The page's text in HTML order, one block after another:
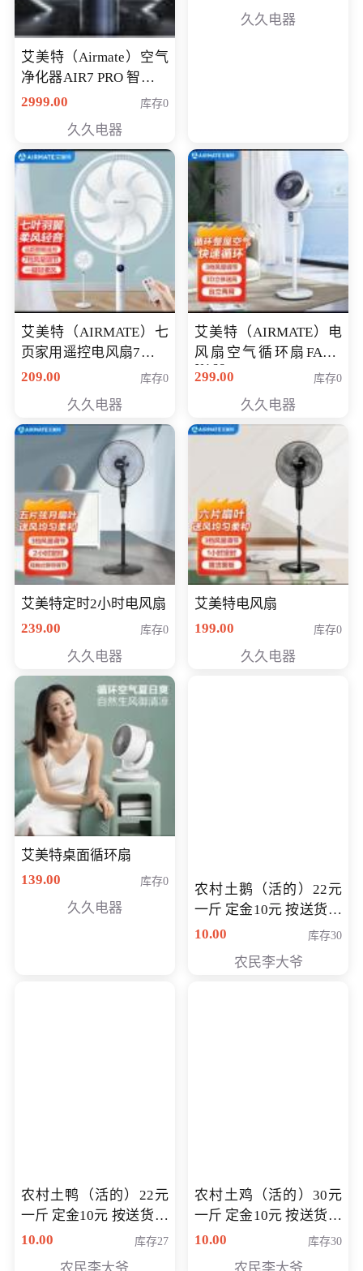
艾美特（Airmate）空气
净化器AIR7 PRO 智能全
屋空气循环负离子旗舰
2999.00 库存0
久久电器
鹅，白天鹅智能)
久久电器
艾美特（AIRMATE）七
页家用遥控电风扇7档风
量空气循环摇头立式落
定时落地式风扇CS35-
R20
209.00 库存0
久久电器
艾美特（AIRMATE）电
风扇空气循环扇FA18-
X168
299.00 库存0
久久电器
艾美特定时2小时电风扇
239.00
库存0
久久电器
艾美特电风扇
199.00
库存0
久久电器
艾美特桌面循环扇
139.00
库存0
久久电器
农村土鹅（活的）22元
一斤 定金10元 按送货交
付时秤重计算货款 定金
10.00 库存30
农民李大爷
农村土鸭（活的）22元
一斤 定金10元 按送货交
付时秤重计算货款 定金
10.00 库存27
农村土鸡（活的）30元
一斤 定金10元 按送货交
付时秤重计算货款 定金
10.00 库存30